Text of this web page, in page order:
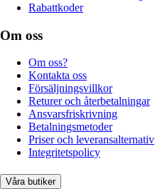
Rabattkoder
Om oss
Om oss?
Kontakta oss
Försäljningsvillkor
Returer och återbetalningar
Ansvarsfriskrivning
Betalningsmetoder
Priser och leveransalternativ
Integritetspolicy
Våra butiker